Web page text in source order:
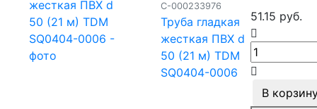
С-000233976
Труба гладкая
жесткая ПВХ d
50 (21 м) TDM
SQ0404-0006
51.15 руб.
В